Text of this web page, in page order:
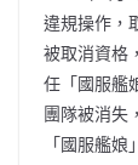
違規操作，
被取消資格
任「國服艦
團隊被消失
「國服艦